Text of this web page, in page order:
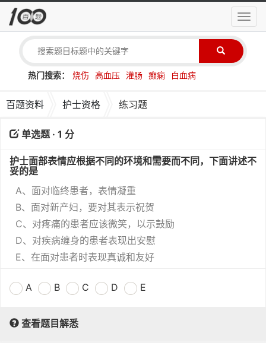
导
航
热门搜索： 烧伤 高血压 灌肠 癫痫 白血病
百题资料 护士资格 练习题
单选题 · 1 分
护士面部表情应根据不同的环境和需要而不同，下面讲述不
妥的是
A、面对临终患者，表情凝重
B、面对新产妇，要对其表示祝贺
C、对疼痛的患者应该微笑，以示鼓励
D、对疾病缠身的患者表现出安慰
E、在面对患者时表现真诚和友好
A B C D E
查看题目解悉